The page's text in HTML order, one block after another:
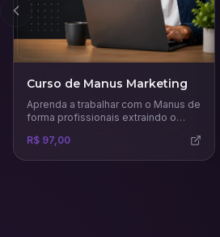
Curso de Manus Marketing
Aprenda a trabalhar com o Manus de
forma profissionais extraindo o
R$ 97,00
Anterior